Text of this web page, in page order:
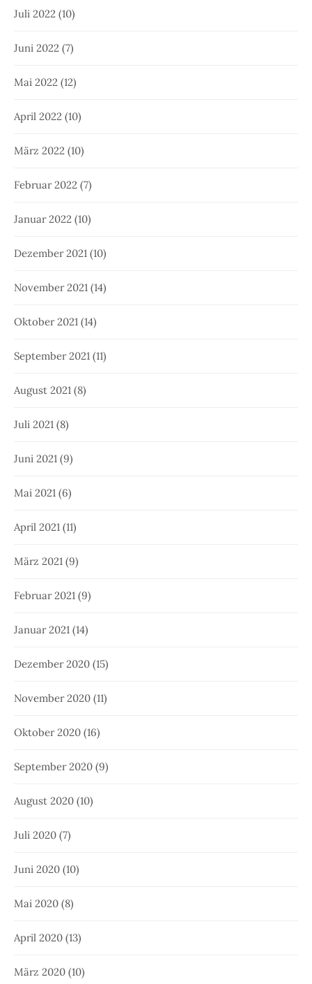
Juli 2022 (10)
Juni 2022 (7)
Mai 2022 (12)
April 2022 (10)
März 2022 (10)
Februar 2022 (7)
Januar 2022 (10)
Dezember 2021 (10)
November 2021 (14)
Oktober 2021 (14)
September 2021 (11)
August 2021 (8)
Juli 2021 (8)
Juni 2021 (9)
Mai 2021 (6)
April 2021 (11)
März 2021 (9)
Februar 2021 (9)
Januar 2021 (14)
Dezember 2020 (15)
November 2020 (11)
Oktober 2020 (16)
September 2020 (9)
August 2020 (10)
Juli 2020 (7)
Juni 2020 (10)
Mai 2020 (8)
April 2020 (13)
März 2020 (10)